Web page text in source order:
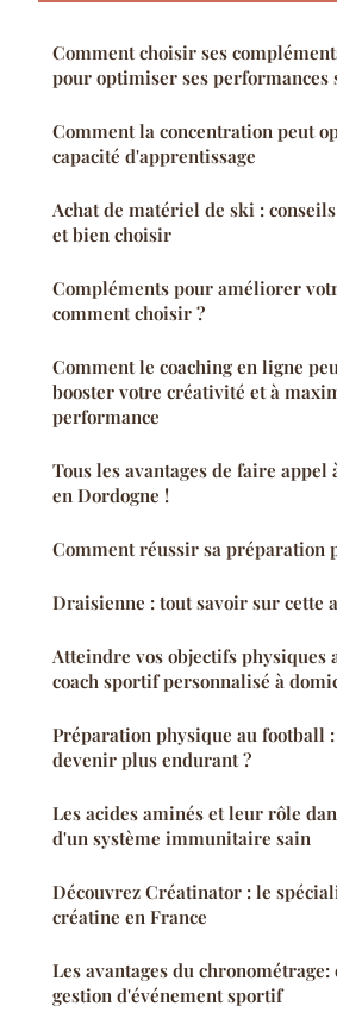
Comment choisir ses
pour optimiser ses performances
Comment la concentration peut
capacité d'apprentissage
Achat de matériel de ski :
et bien choisir
Compléments pour améliorer
comment choisir ?
Comment le coaching en ligne
booster votre créativité et à
performance
Tous les avantages de faire appel
en Dordogne !
Comment réussir sa préparation
Draisienne : tout savoir sur cette
Atteindre vos objectifs physiques
coach sportif personnalisé à
Préparation physique au football
devenir plus endurant ?
Les acides aminés et leur rôle
d'un système immunitaire sain
Découvrez Créatinator : le
créatine en France
Les avantages du
gestion d'événement sportif